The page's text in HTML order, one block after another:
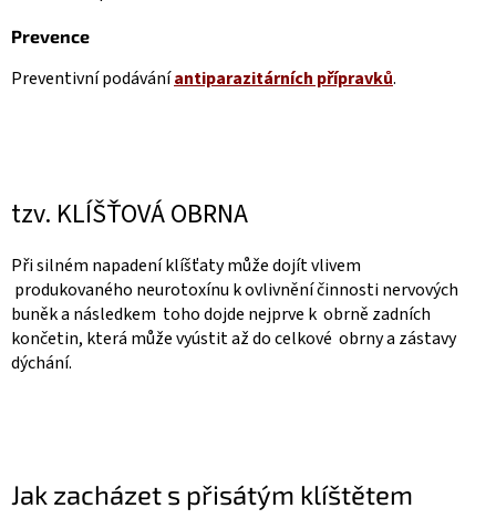
Prevence
Preventivní podáváníantiparazitárních přípravků.
tzv. KLÍŠŤOVÁ OBRNA
Při silném napadení klíšťaty může dojít vlivem
produkovaného neurotoxínu k ovlivnění činnosti nervových
buněk a následkem toho dojde nejprve k obrně zadních
končetin, která může vyústit až do celkové obrny a zástavy
dýchání.
Jak zacházet s přisátým klíštětem